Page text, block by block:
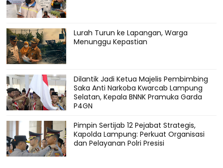
Lurah Turun ke Lapangan, Warga
Menunggu Kepastian
Dilantik Jadi Ketua Majelis Pembimbing
Saka Anti Narkoba Kwarcab Lampung
Selatan, Kepala BNNK Pramuka Garda
P4GN
Pimpin Sertijab 12 Pejabat Strategis,
Kapolda Lampung: Perkuat Organisasi
dan Pelayanan Polri Presisi